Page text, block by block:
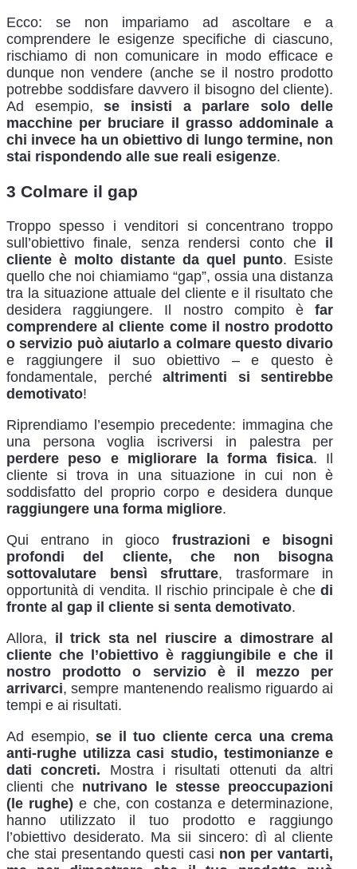
Ecco: se non impariamo ad ascoltare e a
comprendere le esigenze specifiche di ciascuno,
rischiamo di non comunicare in modo efficace e
dunque non vendere (anche se il nostro prodotto
potrebbe soddisfare davvero il bisogno del cliente).
Ad esempio,se insisti a parlare solo delle
macchine per bruciare il grasso addominale a
chi invece ha un obiettivo di lungo termine, non
stai rispondendo alle sue reali esigenze.
3 Colmare il gap
Troppo spesso i venditori si concentrano troppo
sull’obiettivo finale, senza rendersi conto che il
cliente è molto distante da quel punto. Esiste
quello che noi chiamiamo “gap”, ossia una distanza
tra la situazione attuale del cliente e il risultato che
desidera raggiungere. Il nostro compito èfar
comprendere al cliente come il nostro prodotto
o servizio può aiutarlo a colmare questo divario
e raggiungere il suo obiettivo – e questo è
fondamentale, perchéaltrimenti si sentirebbe
demotivato!
Riprendiamo l’esempio precedente: immagina che
una persona voglia iscriversi in palestra per
perdere peso e migliorare la forma fisica. Il
cliente si trova in una situazione in cui non è
soddisfatto del proprio corpo e desidera dunque
raggiungere una forma migliore.
Qui entrano in gioco frustrazioni e bisogni
profondi del cliente, che non bisogna
sottovalutare bensì sfruttare, trasformare in
opportunità di vendita. Il rischio principale è chedi
fronte al gap il cliente si senta demotivato.
Allora, il trick sta nel riuscire a dimostrare al
cliente che l’obiettivo è raggiungibile e che il
nostro prodotto o servizio è il mezzo per
arrivarci, sempre mantenendo realismo riguardo ai
tempi e ai risultati.
Ad esempio,se il tuo cliente cerca una crema
anti-rughe utilizza casi studio, testimonianze e
dati concreti. Mostra i risultati ottenuti da altri
clienti che nutrivano le stesse preoccupazioni
(le rughe)e che, con costanza e determinazione,
hanno utilizzato il tuo prodotto e raggiungo
l’obiettivo desiderato. Ma sii sincero: dì al cliente
che stai presentando questi casi non per vantarti,